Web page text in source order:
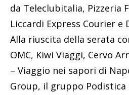
da Teleclubitalia, Pizzeria
Liccardi Express Courier e
Alla riuscita della serata
OMC, Kiwi Viaggi, Cervo
– Viaggio nei sapori di
Group, il gruppo